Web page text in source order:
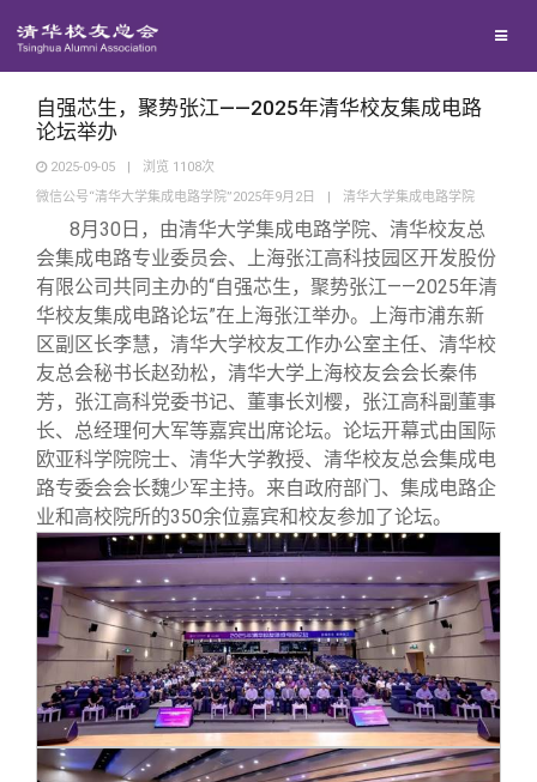
地区联络
年级联络
院系校友工作
专业委员会
兴趣群体
西南联大校友会
回馈母校
捐赠项目
捐赠新闻
捐赠纪事
捐赠方法
义工计划
媒体平台
《清华校友通讯》
《水木清华》
我要订阅
新媒体平台
百年清华
清华人物
清华故事
青春风采
校友文苑
校友讲坛
校友视界
校友服务
终身学习
信息化服务
三创大赛
实用信息
校友总会
总会简介
会长致辞
总会章程
理事会名单
制度法规
关闭
自强芯生，聚势张江——2025年清华校友集成电路
论坛举办
2025-09-05 | 浏览 1108次
微信公号“清华大学集成电路学院”2025年9月2日
| 清华大学集成电路学院
8月30日，由清华大学集成电路学院、清华校友总
会集成电路专业委员会、上海张江高科技园区开发股份
有限公司共同主办的“自强芯生，聚势张江——2025年清
华校友集成电路论坛”在上海张江举办。上海市浦东新
区副区长李慧，清华大学校友工作办公室主任、清华校
友总会秘书长赵劲松，清华大学上海校友会会长秦伟
芳，张江高科党委书记、董事长刘樱，张江高科副董事
长、总经理何大军等嘉宾出席论坛。论坛开幕式由国际
欧亚科学院院士、清华大学教授、清华校友总会集成电
路专委会会长魏少军主持。来自政府部门、集成电路企
业和高校院所的350余位嘉宾和校友参加了论坛。